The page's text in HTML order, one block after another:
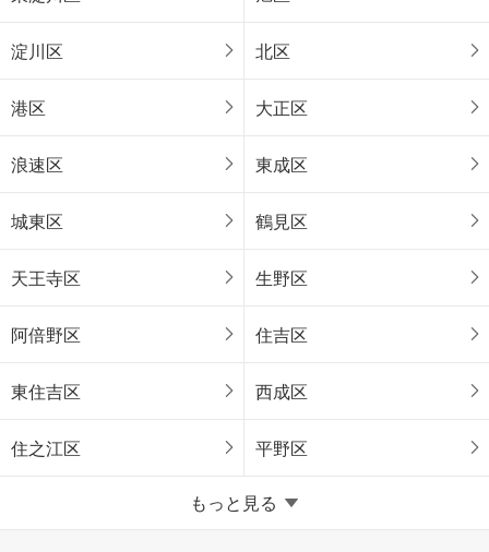
淀川区 北区
港区 大正区
浪速区 東成区
城東区 鶴見区
天王寺区 生野区
阿倍野区 住吉区
東住吉区 西成区
住之江区 平野区
もっと見る